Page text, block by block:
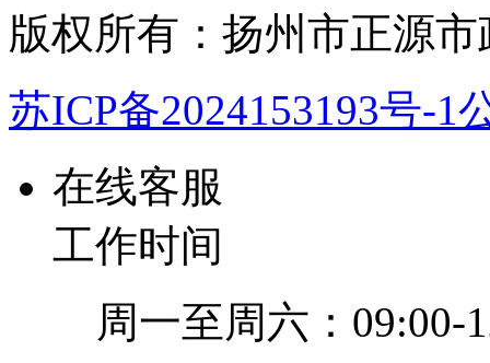
版权所有：扬州市正源
苏ICP备2024153193号-1
在线客服
工作时间
周一至周六：09:00-